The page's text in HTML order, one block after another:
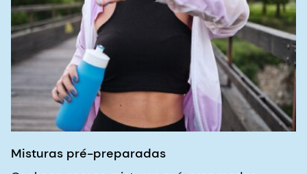
Misturas pré-preparadas
Conheça nossas misturas pré-preparadas
abaixo.
Pré-mistura misturas